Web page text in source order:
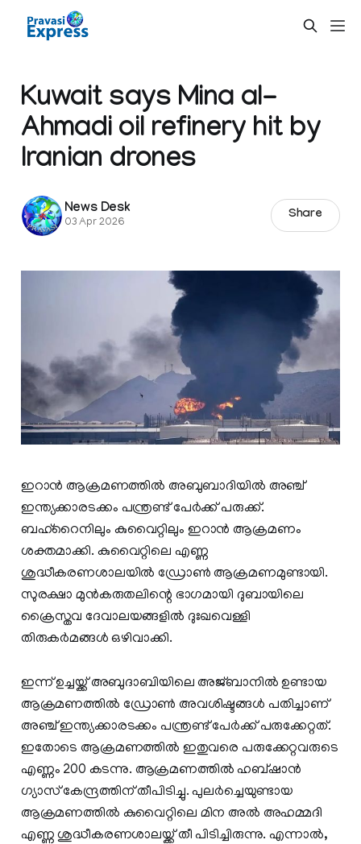
Kuwait says Mina al-
Ahmadi oil refinery hit by
Iranian drones
News Desk
03 Apr 2026
Share
ഇറാന്‍ ആക്രമണത്തില്‍ അബുബാദിയില്‍ അഞ്ച്
ഇന്ത്യക്കാരടക്കം പന്ത്രണ്ട് പേര്‍ക്ക് പരുക്ക്.
ബഹ്റൈനിലും കുവൈറ്റിലും ഇറാന്‍ ആക്രമണം
ശക്തമാക്കി. കുവൈറ്റിലെ എണ്ണ
ശുദ്ധീകരണശാലയില്‍ ഡ്രോണ്‍ ആക്രമണമുണ്ടായി.
സുരക്ഷാ മുന്‍കരുതലിന്റെ ഭാഗമായി ദുബായിലെ
ക്രൈസ്തവ ദേവാലയങ്ങളില്‍ ദുഃഖവെള്ളി
തിരുകര്‍മങ്ങള്‍ ഒഴിവാക്കി.
ഇന്ന് ഉച്ചയ്ക്ക് അബുദാബിയിലെ അജ്ബാനില്‍ ഉണ്ടായ
ആക്രമണത്തില്‍ ഡ്രോണ്‍ അവശിഷ്ടങ്ങള്‍ പതിച്ചാണ്
അഞ്ച് ഇന്ത്യക്കാരടക്കം പന്ത്രണ്ട് പേര്‍ക്ക് പരുക്കേറ്റത്.
ഇതോടെ ആക്രമണത്തില്‍ ഇതുവരെ പരുക്കേറ്റവരുടെ
എണ്ണം 200 കടന്നു. ആക്രമണത്തില്‍ ഹബ്ഷാന്‍
ഗ്യാസ് കേന്ദ്രത്തിന് തീപിടിച്ചു. പുലര്‍ച്ചെയുണ്ടായ
ആക്രമണത്തില്‍ കുവൈറ്റിലെ മിന അല്‍ അഹമ്മദി
എണ്ണ ശുദ്ധീകരണശാലയ്ക്ക് തീ പിടിച്ചിരുന്നു. എന്നാല്‍,